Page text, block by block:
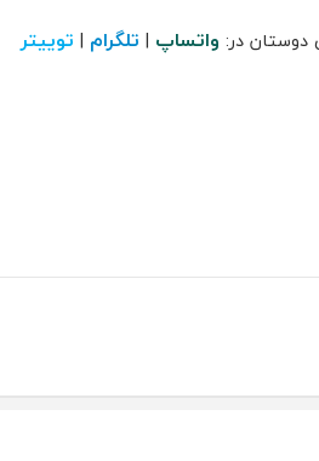
دوستان در: واتساپ | تلگرام | توییتر